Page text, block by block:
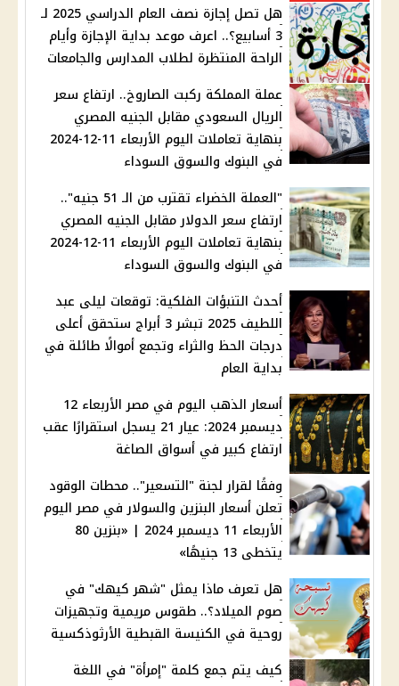
هل تصل إجازة نصف العام الدراسي 2025 لـ
3 أسابيع؟.. اعرف موعد بداية الإجازة وأيام
الراحة المنتظرة لطلاب المدارس والجامعات
عملة المملكة ركبت الصاروخ.. ارتفاع سعر
الريال السعودي مقابل الجنيه المصري
بنهاية تعاملات اليوم الأربعاء 11-12-2024
في البنوك والسوق السوداء
"العملة الخضراء تقترب من الـ 51 جنيه"..
ارتفاع سعر الدولار مقابل الجنيه المصري
بنهاية تعاملات اليوم الأربعاء 11-12-2024
في البنوك والسوق السوداء
أحدث التنبؤات الفلكية: توقعات ليلى عبد
اللطيف 2025 تبشر 3 أبراج ستحقق أعلى
درجات الحظ والثراء وتجمع أموالًا طائلة في
بداية العام
أسعار الذهب اليوم في مصر الأربعاء 12
ديسمبر 2024: عيار 21 يسجل استقرارًا عقب
ارتفاع كبير في أسواق الصاغة
وفقًا لقرار لجنة "التسعير".. محطات الوقود
تعلن أسعار البنزين والسولار في مصر اليوم
الأربعاء 11 ديسمبر 2024 | «بنزين 80
يتخطى 13 جنيهًا»
هل تعرف ماذا يمثل "شهر كيهك" في
صوم الميلاد؟.. طقوس مريمية وتجهيزات
روحية في الكنيسة القبطية الأرثوذكسية
كيف يتم جمع كلمة "إمرأة" في اللغة